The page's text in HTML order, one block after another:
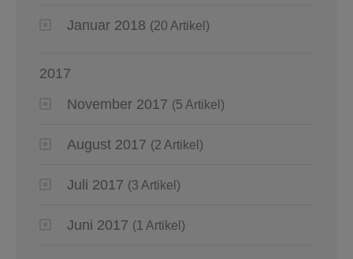
Januar 2018 (20 Artikel)
2017
November 2017 (5 Artikel)
August 2017 (2 Artikel)
Juli 2017 (3 Artikel)
Juni 2017 (1 Artikel)